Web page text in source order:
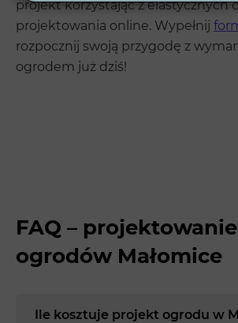
projekt korzystając z elastycznych
projektowania online. Wypełnij
rozpocznij swoją przygodę z
ogrodem już dziś!
FAQ – projektowanie
ogrodów Małomice
Ile kosztuje projekt ogrodu w